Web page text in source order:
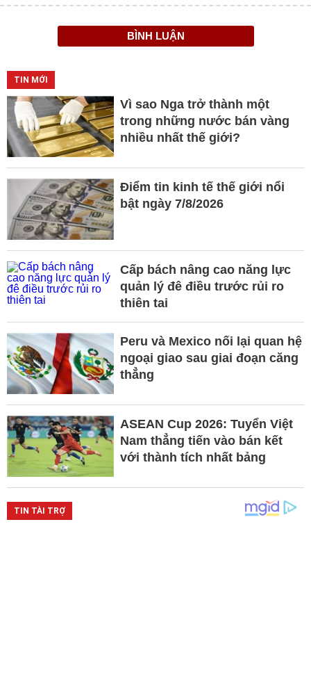
BÌNH LUẬN
TIN MỚI
Vì sao Nga trở thành một
trong những nước bán vàng
nhiều nhất thế giới?
Điểm tin kinh tế thế giới nổi
bật ngày 7/8/2026
Cấp bách nâng cao năng lực
quản lý đê điều trước rủi ro
thiên tai
Peru và Mexico nối lại quan hệ
ngoại giao sau giai đoạn căng
thẳng
ASEAN Cup 2026: Tuyển Việt
Nam thẳng tiến vào bán kết
với thành tích nhất bảng